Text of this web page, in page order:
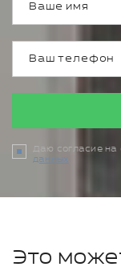
Даю согласие на
данных
Это